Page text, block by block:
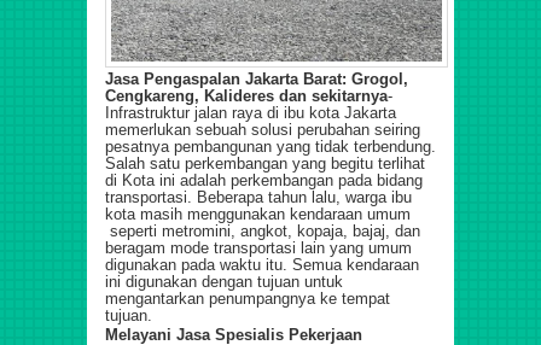
Jasa Pengaspalan Jakarta Barat: Grogol,
Cengkareng, Kalideres dan sekitarnya-
Infrastruktur jalan raya di ibu kota Jakarta
memerlukan sebuah solusi perubahan seiring
pesatnya pembangunan yang tidak terbendung.
Salah satu perkembangan yang begitu terlihat
di Kota ini adalah perkembangan pada bidang
transportasi. Beberapa tahun lalu, warga ibu
kota masih menggunakan kendaraan umum
seperti metromini, angkot, kopaja, bajaj, dan
beragam mode transportasi lain yang umum
digunakan pada waktu itu. Semua kendaraan
ini digunakan dengan tujuan untuk
mengantarkan penumpangnya ke tempat
tujuan.
Melayani Jasa Spesialis Pekerjaan